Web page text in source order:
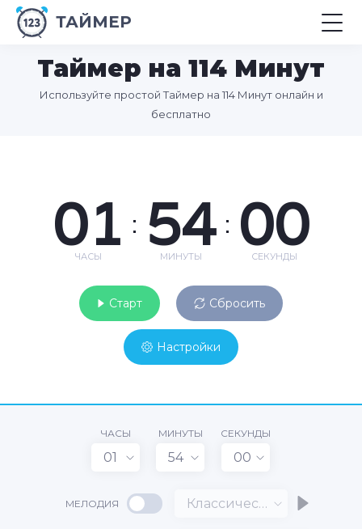
ТАЙМЕР
Таймер на 114 Минут
Используйте простой Таймер на 114 Минут онлайн и
бесплатно
01
ЧАСЫ
: 54
МИНУТЫ
: 00
СЕКУНДЫ
Старт Сбросить
Настройки
ЧАСЫ
01
МИНУТЫ
54
СЕКУНДЫ
00
МЕЛОДИЯ Классический